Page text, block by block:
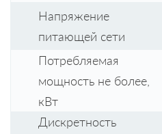
Напряжение
питающей сети
Потребляемая
мощность не более,
кВт
Дискретность